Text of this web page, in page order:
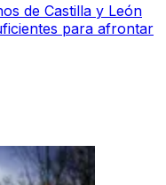
de Castilla y León
para afrontar